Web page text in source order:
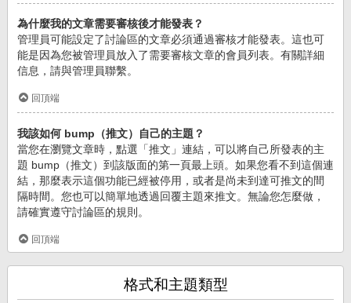
為什麼我的文章需要審核後才能發表？
管理員可能設定了討論區的文章必須通過審核才能發表。這也可
能是因為您被管理員放入了需要審核文章的會員列表。有關詳細
信息，請與管理員聯繫。
回頂端
我該如何 bump（推文）自己的主題？
當您在瀏覽文章時，點選「推文」連結，可以將自己所發表的主
題 bump（推文）到該版面的第一頁最上頭。如果您看不到這個連
結，那麼表示這個功能已經被停用，或者是尚未到達可推文的間
隔時間。您也可以簡單地透過回覆主題來推文。無論您怎麼做，
請確實遵守討論區的規則。
回頂端
格式和主題類型